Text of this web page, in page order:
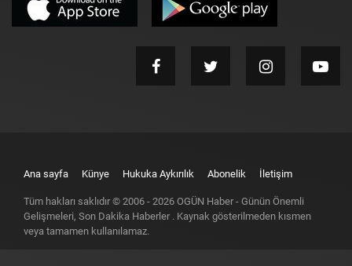
Ana sayfa Künye Hukuka Aykırılık Abonelik İletişim
Tüm hakları saklıdır © 2006 - 2026 OGÜN Haber - Günün Önemli
Gelişmeleri, Son Dakika Haberler . Kaynak gösterilmeden kısmen
veya tamamen kullanılamaz.